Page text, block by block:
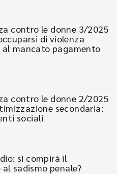
contro le donne 3/2025
di violenza
mancato pagamento
contro le donne 2/2025
secondaria:
sociali
si compirà il
sadismo penale?